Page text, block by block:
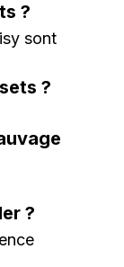
?
sont
?
?